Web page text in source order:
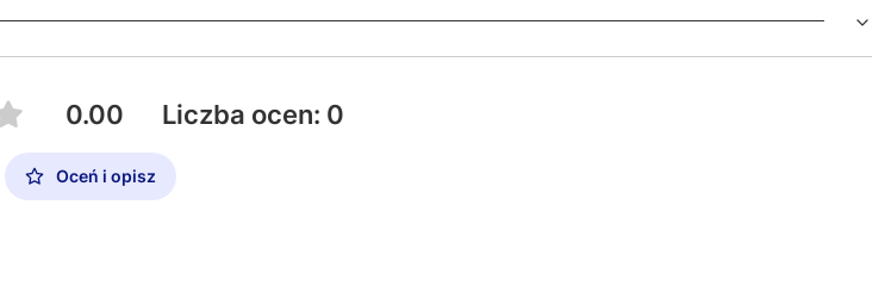
0.00 Liczba ocen: 0
Oceń i opisz